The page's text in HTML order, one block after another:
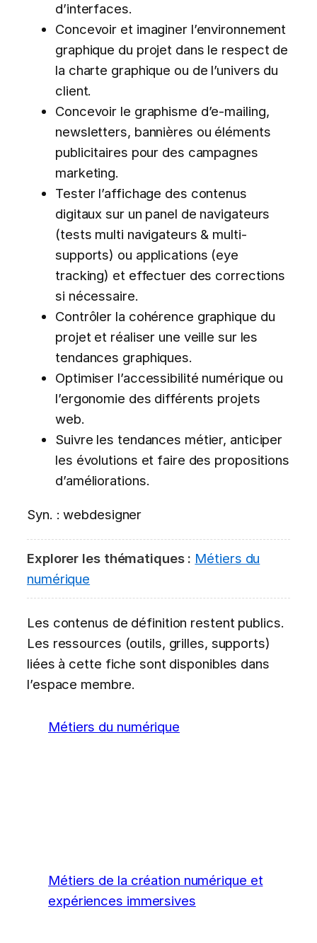
d’interfaces.
Concevoir et imaginer l’environnement
graphique du projet dans le respect de
la charte graphique ou de l’univers du
client.
Concevoir le graphisme d’e-mailing,
newsletters, bannières ou éléments
publicitaires pour des campagnes
marketing.
Tester l’affichage des contenus
digitaux sur un panel de navigateurs
(tests multi navigateurs & multi-
supports) ou applications (eye
tracking) et effectuer des corrections
si nécessaire.
Contrôler la cohérence graphique du
projet et réaliser une veille sur les
tendances graphiques.
Optimiser l’accessibilité numérique ou
l’ergonomie des différents projets
web.
Suivre les tendances métier, anticiper
les évolutions et faire des propositions
d’améliorations.
Syn. : webdesigner
Explorer les thématiques : Métiers du
numérique
Les contenus de définition restent publics.
Les ressources (outils, grilles, supports)
liées à cette fiche sont disponibles dans
l’espace membre.
Métiers du numérique
Métiers de la création numérique et
expériences immersives